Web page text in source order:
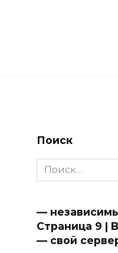
Поиск
Search
for:
—
Страница 9 |
— свой